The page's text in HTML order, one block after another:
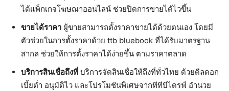
ได้แพ็กเกจโฆษณาออนไลน์ ช่วยปิดการขายได้ไวขึ้น
ขายได้ราคา ผู้ขายสามารถตั้งราคาขายได้ด้วยตนเอง โดยมี
ตัวช่วยในการตั้งราคาด้วย ttb bluebook ที่ได้รับมาตรฐาน
สากล ช่วยให้การตั้งราคาได้ง่ายขึ้น ตามราคาตลาด
บริการสินเชื่อถึงที่ บริการจัดสินเชื่อให้ถึงที่ทั่วไทย ด้วยดีลดอก
เบี้ยต่ำ อนุมัติไว และโปรโมชันพิเศษจากทีทีบีไดรฟ์ อำนวย